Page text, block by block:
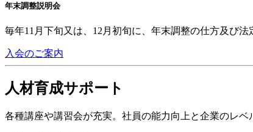
年末調整説明会
毎年11月下旬又は、12月初旬に、年末調整の仕方及び
入会のご案内
人材育成サポート
各種講座や講習会が充実。社員の能力向上と企業のレベ